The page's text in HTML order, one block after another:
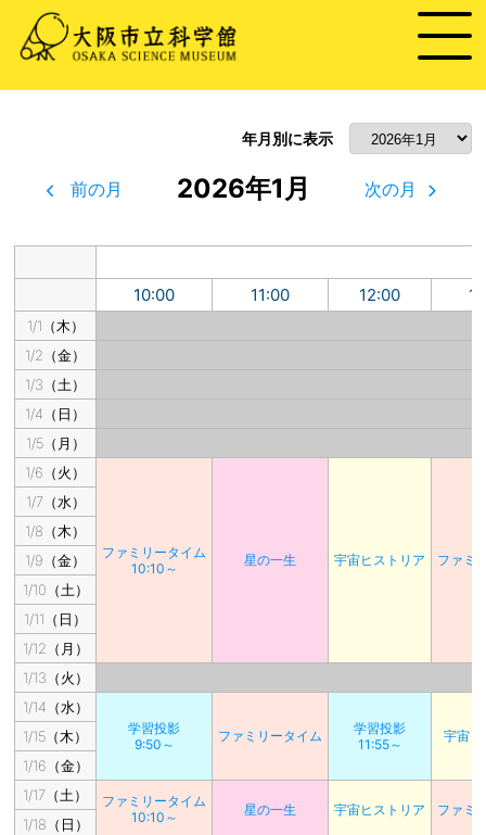
年月別に表示
前の月 2026年1月 次の月
10:00 11:00 12:00
1/1（木）
1/2（金）
1/3（土）
1/4（日）
1/5（月）
1/6（火）
ファミリータイム
10:10～
星の一生 宇宙ヒストリア ファミ
1/7（水）
1/8（木）
1/9（金）
1/10（土）
1/11（日）
1/12（月）
1/13（火）
1/14（水）
学習投影
9:50～
ファミリータイム
学習投影
11:55～
宇宙
1/15（木）
1/16（金）
1/17（土）
ファミリータイム
10:10～
星の一生 宇宙ヒストリア ファミ
1/18（日）